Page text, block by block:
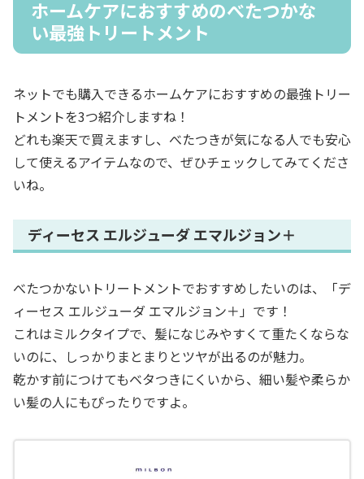
ホームケアにおすすめのべたつかな
い最強トリートメント
ネットでも購入できるホームケアにおすすめの最強トリー
トメントを3つ紹介しますね！
どれも楽天で買えますし、べたつきが気になる人でも安心
して使えるアイテムなので、ぜひチェックしてみてくださ
いね。
ディーセス エルジューダ エマルジョン＋
べたつかないトリートメントでおすすめしたいのは、「デ
ィーセス エルジューダ エマルジョン＋」です！
これはミルクタイプで、髪になじみやすくて重たくならな
いのに、しっかりまとまりとツヤが出るのが魅力。
乾かす前につけてもベタつきにくいから、細い髪や柔らか
い髪の人にもぴったりですよ。